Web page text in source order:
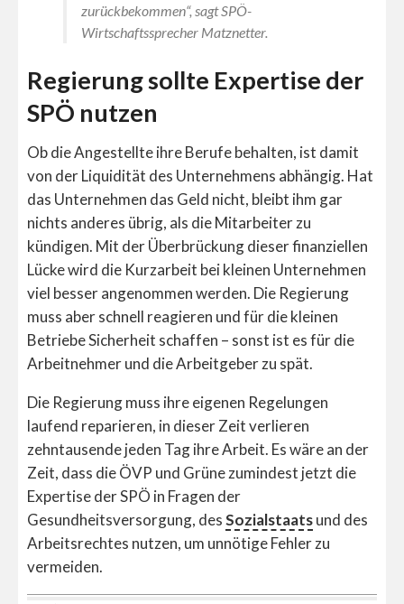
zurückbekommen“, sagt SPÖ-
Wirtschaftssprecher Matznetter.
Regierung sollte Expertise der
SPÖ nutzen
Ob die Angestellte ihre Berufe behalten, ist damit
von der Liquidität des Unternehmens abhängig. Hat
das Unternehmen das Geld nicht, bleibt ihm gar
nichts anderes übrig, als die Mitarbeiter zu
kündigen. Mit der Überbrückung dieser finanziellen
Lücke wird die Kurzarbeit bei kleinen Unternehmen
viel besser angenommen werden. Die Regierung
muss aber schnell reagieren und für die kleinen
Betriebe Sicherheit schaffen – sonst ist es für die
Arbeitnehmer und die Arbeitgeber zu spät.
Die Regierung muss ihre eigenen Regelungen
laufend reparieren, in dieser Zeit verlieren
zehntausende jeden Tag ihre Arbeit. Es wäre an der
Zeit, dass die ÖVP und Grüne zumindest jetzt die
Expertise der SPÖ in Fragen der
Gesundheitsversorgung, desSozialstaatsund des
Arbeitsrechtes nutzen, um unnötige Fehler zu
vermeiden.